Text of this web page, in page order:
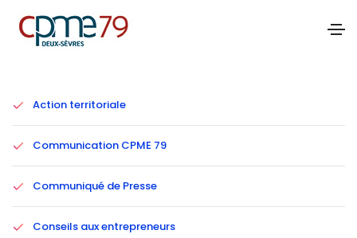
Catégories
Action territoriale
Communication CPME 79
Communiqué de Presse
Conseils aux entrepreneurs